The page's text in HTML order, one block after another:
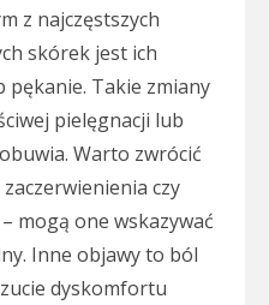
z najczęstszych
skórek jest ich
Takie zmiany
pielęgnacji lub
Warto zwrócić
czy
mogą one wskazywać
Inne objawy to ból
dyskomfortu